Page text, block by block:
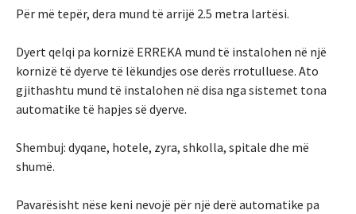
Për më tepër, dera mund të arrijë 2.5 metra lartësi.
Dyert qelqi pa kornizë ERREKA mund të instalohen në një
kornizë të dyerve të lëkundjes ose derës rrotulluese. Ato
gjithashtu mund të instalohen në disa nga sistemet tona
automatike të hapjes së dyerve.
Shembuj: dyqane, hotele, zyra, shkolla, spitale dhe më
shumë.
Pavarësisht nëse keni nevojë për një derë automatike pa